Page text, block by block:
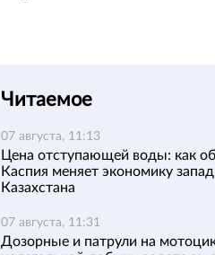
Читаемое
07 августа, 11:13
Цена отступающей воды: как
Каспия меняет экономику
Казахстана
07 августа, 11:31
Дозорные и патрули на